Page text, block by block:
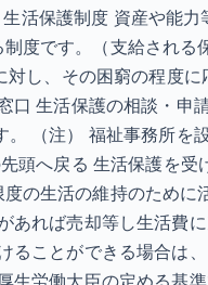
活保護制度 資産や能
度です。（支給される
し、その困窮の程度
生活保護の相談・申
（注） 福祉事務所を
頭へ戻る 生活保護を
の生活の維持のため
れば売却等し生活費
ことができる場合は